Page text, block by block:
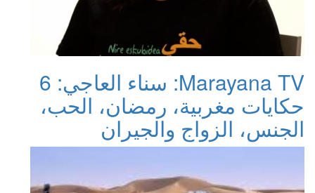
Marayana TV: سناء العاجي: 6
حكايات مغربية، رمضان، الحب،
الجنس، الزواج والجيران